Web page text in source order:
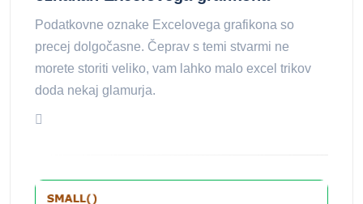
Podatkovne oznake Excelovega grafikona so
precej dolgočasne. Čeprav s temi stvarmi ne
morete storiti veliko, vam lahko malo excel trikov
doda nekaj glamurja.